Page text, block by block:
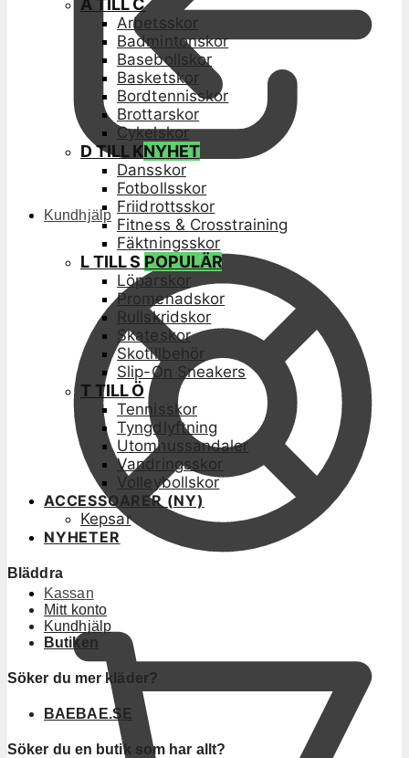
Kundhjälp
Kassan
A TILL C
Arbetsskor
Badmintonskor
Basebollskor
Basketskor
Bordtennisskor
Brottarskor
Cykelskor
D TILL KNYHET
Dansskor
Fotbollsskor
Friidrottsskor
Fitness & Crosstraining
Fäktningsskor
L TILL S POPULÄR
Löparskor
Promenadskor
Rullskridskor
Skateskor
Skotillbehör
Slip-On Sneakers
T TILL Ö
Tennisskor
Tyngdlyftning
Utomhussandaler
Vandringsskor
Volleybollskor
ACCESSOARER (NY)
Kepsar
NYHETER
Bläddra
Mitt konto
Kundhjälp
Butiken
Söker du mer kläder?
BAEBAE.SE
Söker du en butik som har allt?